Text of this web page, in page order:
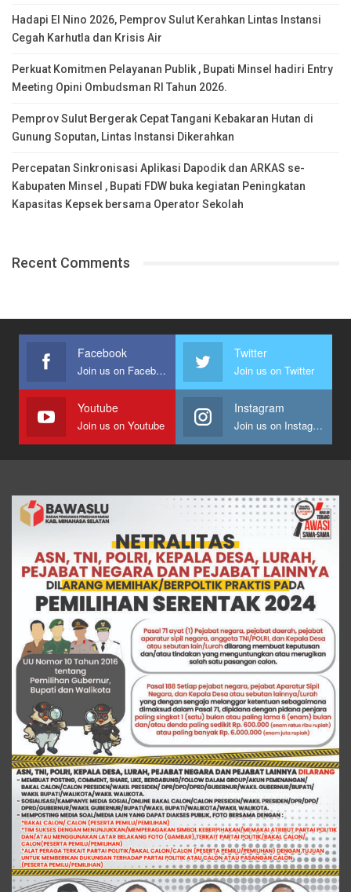
Hadapi El Nino 2026, Pemprov Sulut Kerahkan Lintas Instansi
Cegah Karhutla dan Krisis Air
Perkuat Komitmen Pelayanan Publik , Bupati Minsel hadiri Entry
Meeting Opini Ombudsman RI Tahun 2026.
Pemprov Sulut Bergerak Cepat Tangani Kebakaran Hutan di
Gunung Soputan, Lintas Instansi Dikerahkan
Percepatan Sinkronisasi Aplikasi Dapodik dan ARKAS se-
Kabupaten Minsel , Bupati FDW buka kegiatan Peningkatan
Kapasitas Kepsek bersama Operator Sekolah
Recent Comments
Facebook
Join us on Facebook
Twitter
Join us on Twitter
Youtube
Join us on Youtube
Instagram
Join us on Instagram